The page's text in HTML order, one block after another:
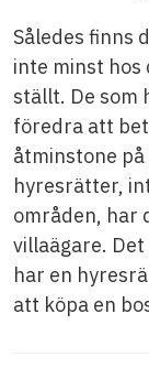
Således finns
inte minst hos
ställt. De
föredra att
åtminstone
hyresrätter,
områden, har
villaägare.
har en
att köpa en